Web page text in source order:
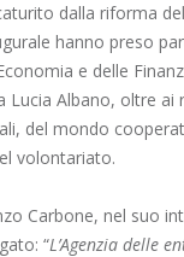
dalla riforma
hanno preso
e delle
Lucia Albano, oltre ai
del mondo
volontariato.
Carbone, nel suo
“L’Agenzia delle